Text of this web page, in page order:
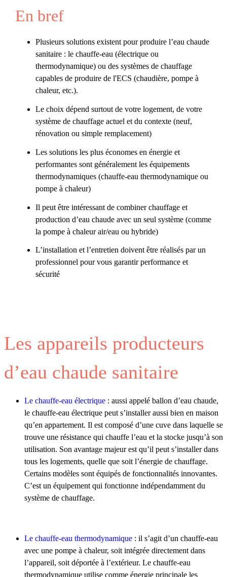
En bref
Plusieurs solutions existent pour produire l’eau chaude
sanitaire : le chauffe-eau (électrique ou
thermodynamique) ou des systèmes de chauffage
capables de produire de l'ECS (chaudière, pompe à
chaleur, etc.).
Le choix dépend surtout de votre logement, de votre
système de chauffage actuel et du contexte (neuf,
rénovation ou simple remplacement)
Les solutions les plus économes en énergie et
performantes sont généralement les équipements
thermodynamiques (chauffe-eau thermodynamique ou
pompe à chaleur)
Il peut être intéressant de combiner chauffage et
production d’eau chaude avec un seul système (comme
la pompe à chaleur air/eau ou hybride)
L’installation et l’entretien doivent être réalisés par un
professionnel pour vous garantir performance et
sécurité
Les appareils producteurs
d’eau chaude sanitaire
Le chauffe-eau électrique : aussi appelé ballon d’eau chaude,
le chauffe-eau électrique peut s’installer aussi bien en maison
qu’en appartement. Il est composé d’une cuve dans laquelle se
trouve une résistance qui chauffe l’eau et la stocke jusqu’à son
utilisation. Son avantage majeur est qu’il peut s’installer dans
tous les logements, quelle que soit l’énergie de chauffage.
Certains modèles sont équipés de fonctionnalités innovantes.
C’est un équipement qui fonctionne indépendamment du
système de chauffage.
Le chauffe-eau thermodynamique : il s’agit d’un chauffe-eau
avec une pompe à chaleur, soit intégrée directement dans
l’appareil, soit déportée à l’extérieur. Le chauffe-eau
thermodynamique utilise comme énergie principale les